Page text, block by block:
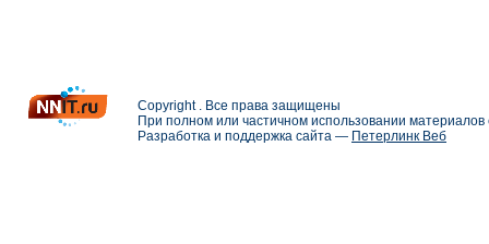
Copyright . Все права защищены
При полном или частичном использовании
Разработка и поддержка сайта — Петерлинк Веб